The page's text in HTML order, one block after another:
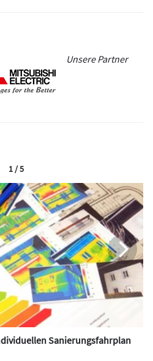
Unsere Partner
Sanierungsfahrplan
1 / 5